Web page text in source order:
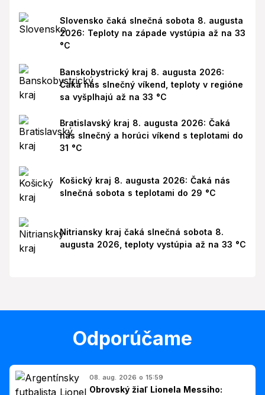
Slovensko čaká slnečná sobota 8. augusta
2026: Teploty na západe vystúpia až na 33
°C
Banskobystrický kraj 8. augusta 2026:
Čaká nás slnečný víkend, teploty v regióne
sa vyšplhajú až na 33 °C
Bratislavský kraj 8. augusta 2026: Čaká
nás slnečný a horúci víkend s teplotami do
31 °C
Košický kraj 8. augusta 2026: Čaká nás
slnečná sobota s teplotami do 29 °C
Nitriansky kraj čaká slnečná sobota 8.
augusta 2026, teploty vystúpia až na 33 °C
Odporúčame
08. aug. 2026 o 15:59
Obrovský žiaľ Lionela Messiho: